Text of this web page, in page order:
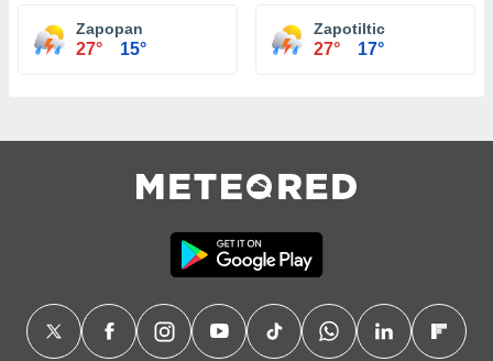
Zapopan
27° 15°
Zapotiltic
27° 17°